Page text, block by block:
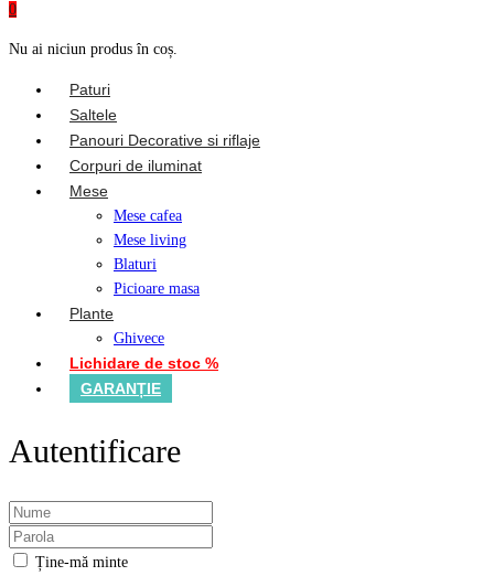
0
Nu ai niciun produs în coș.
Paturi
Saltele
Panouri Decorative si riflaje
Corpuri de iluminat
Mese
Mese cafea
Mese living
Blaturi
Picioare masa
Plante
Ghivece
Lichidare de stoc %
GARANȚIE
Autentificare
Ține-mă minte